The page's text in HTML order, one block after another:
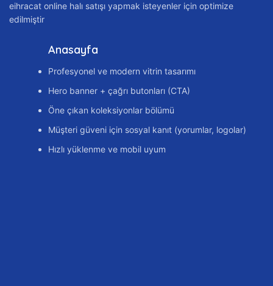
eihracat online halı satışı yapmak isteyenler için optimize
edilmiştir
Anasayfa
Profesyonel ve modern vitrin tasarımı
Hero banner + çağrı butonları (CTA)
Öne çıkan koleksiyonlar bölümü
Müşteri güveni için sosyal kanıt (yorumlar, logolar)
Hızlı yüklenme ve mobil uyum